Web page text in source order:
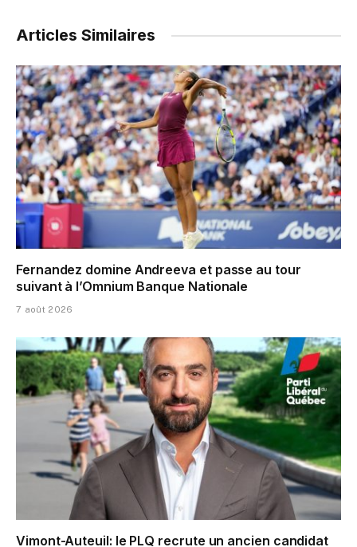
Articles Similaires
Fernandez domine Andreeva et passe au tour
suivant à l’Omnium Banque Nationale
7 août 2026
Vimont-Auteuil: le PLQ recrute un ancien candidat